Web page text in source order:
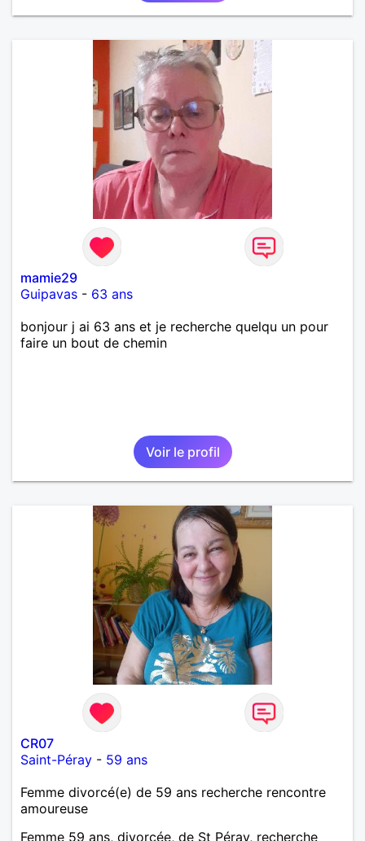
mamie29
Guipavas - 63 ans
bonjour j ai 63 ans et je recherche quelqu un pour
faire un bout de chemin
Voir le profil
CR07
Saint-Péray - 59 ans
Femme divorcé(e) de 59 ans recherche rencontre
amoureuse
Femme 59 ans, divorcée, de St Péray, recherche